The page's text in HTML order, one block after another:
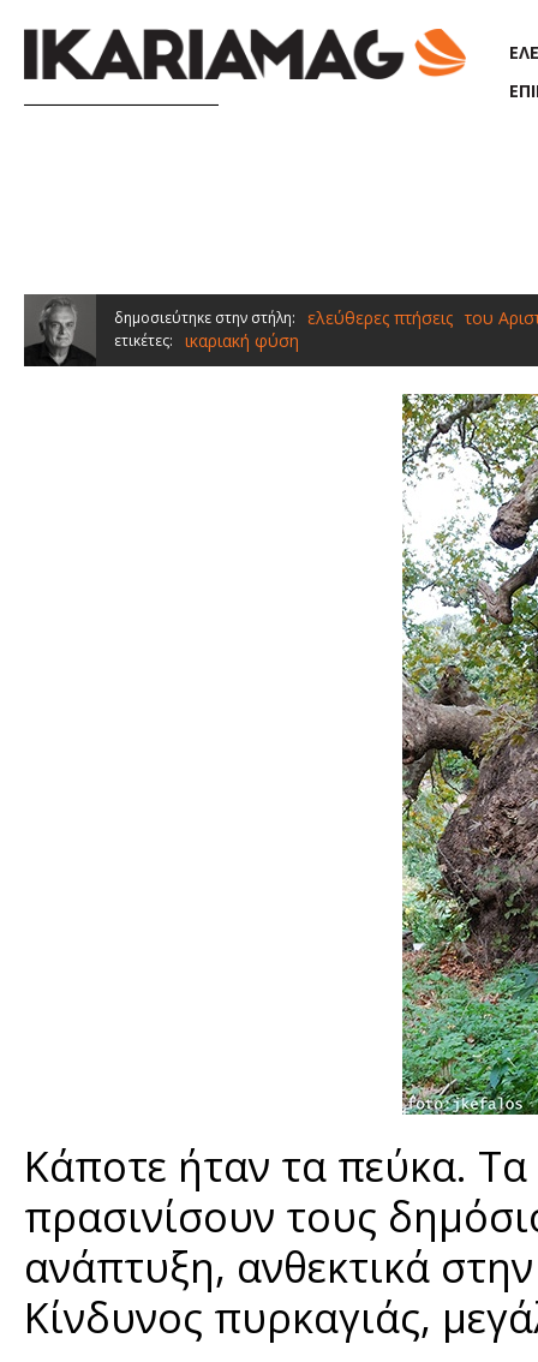
δημοσιεύτηκε στην στήλη: ελεύθερες πτήσεις του
ετικέτες: ικαριακή φύση
Κάποτε ήταν τα πεύκα.
πρασινίσουν τους
ανάπτυξη, ανθεκτικά
Κίνδυνος πυρκαγιάς,